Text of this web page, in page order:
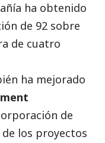
ha obtenido
de 92 sobre
de cuatro
ha mejorado
de
los proyectos